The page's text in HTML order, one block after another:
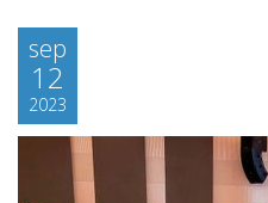
sep
12
2023